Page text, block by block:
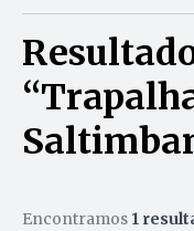
Encontramos 1